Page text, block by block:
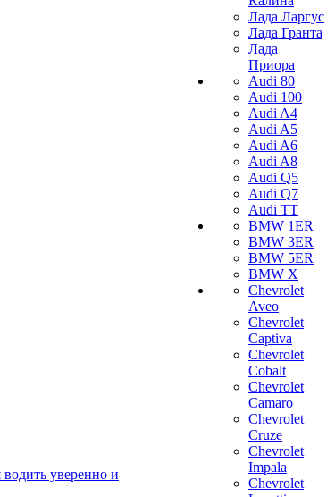
уверенно и
Лада Ларгус
Лада Гранта
Лада
Приора
Audi 80
Audi 100
Audi A4
Audi A5
Audi A6
Audi A8
Audi Q5
Audi Q7
Audi TT
BMW 1ER
BMW 3ER
BMW 5ER
BMW X
Chevrolet
Aveo
Chevrolet
Captiva
Chevrolet
Cobalt
Chevrolet
Camaro
Chevrolet
Cruze
Chevrolet
Impala
Chevrolet